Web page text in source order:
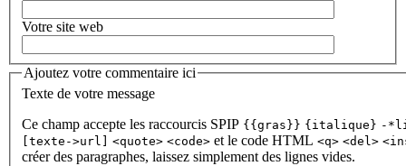
Votre site web
Ajoutez votre commentaire ici
Texte de votre message
Ce champ accepte les raccourcis SPIP {{gras}} {italique} -
[texte->url]
<quote> <code> et le code HTML <q> <del>
créer des paragraphes, laissez simplement des lignes vides.